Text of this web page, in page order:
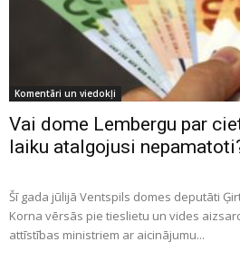
Komentāri un viedokļi
Vai dome Lembergu par
laiku atalgojusi
Šī gada jūlijā Ventspils domes deputāti
Korna vērsās pie tieslietu un vides
attīstības ministriem ar aicinājumu...